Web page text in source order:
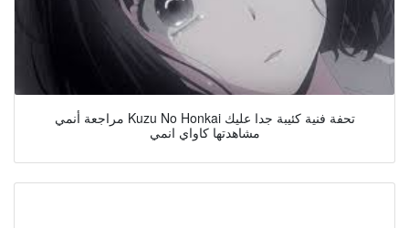
مراجعة أنمي Kuzu No Honkai تحفة فنية كئيبة جدا عليك
مشاهدتها كاواي انمي